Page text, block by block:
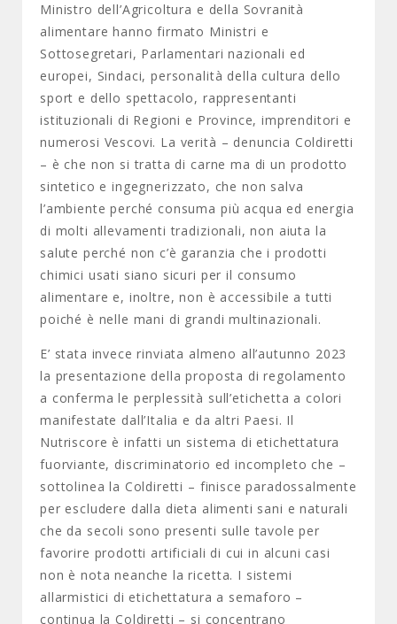
Ministro dell’Agricoltura e della Sovranità
alimentare hanno firmato Ministri e
Sottosegretari, Parlamentari nazionali ed
europei, Sindaci, personalità della cultura dello
sport e dello spettacolo, rappresentanti
istituzionali di Regioni e Province, imprenditori e
numerosi Vescovi. La verità – denuncia Coldiretti
– è che non si tratta di carne ma di un prodotto
sintetico e ingegnerizzato, che non salva
l’ambiente perché consuma più acqua ed energia
di molti allevamenti tradizionali, non aiuta la
salute perché non c’è garanzia che i prodotti
chimici usati siano sicuri per il consumo
alimentare e, inoltre, non è accessibile a tutti
poiché è nelle mani di grandi multinazionali.
E’ stata invece rinviata almeno all’autunno 2023
la presentazione della proposta di regolamento
a conferma le perplessità sull’etichetta a colori
manifestate dall’Italia e da altri Paesi. Il
Nutriscore è infatti un sistema di etichettatura
fuorviante, discriminatorio ed incompleto che –
sottolinea la Coldiretti – finisce paradossalmente
per escludere dalla dieta alimenti sani e naturali
che da secoli sono presenti sulle tavole per
favorire prodotti artificiali di cui in alcuni casi
non è nota neanche la ricetta. I sistemi
allarmistici di etichettatura a semaforo –
continua la Coldiretti – si concentrano